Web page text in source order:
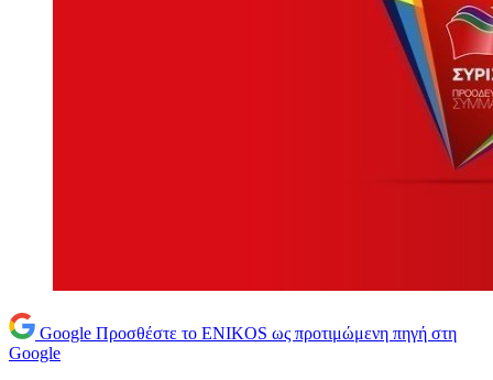
Google Προσθέστε το ENIKOS ως προτιμώμενη πηγή στη
Google